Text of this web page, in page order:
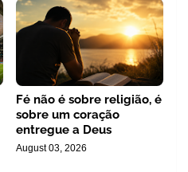
Fé não é sobre religião, é
sobre um coração
entregue a Deus
August 03, 2026